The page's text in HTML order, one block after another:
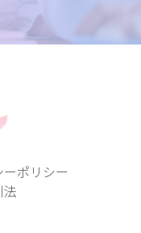
ポリシー
法